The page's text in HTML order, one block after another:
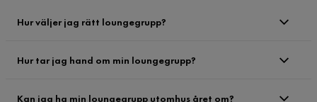
Hur väljer jag rätt loungegrupp?
Hur tar jag hand om min loungegrupp?
Kan jag ha min loungegrupp utomhus året om?